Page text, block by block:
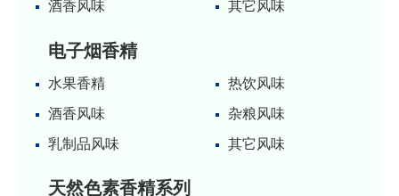
酒香风味
其它风味
电子烟香精
水果香精
热饮风味
酒香风味
杂粮风味
乳制品风味
其它风味
天然色素香精系列